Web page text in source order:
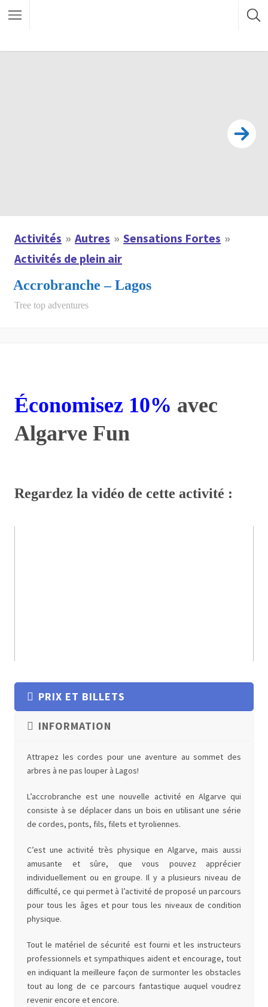
Activités Autres
Sensations Fortes
Activités de plein air
Accrobranche – Lagos
Tree top adventures
Économisez 10% avec
Algarve Fun
Regardez la vidéo de cette activité :
PRIX ET BILLETS
INFORMATION
Attrapez les cordes pour une aventure au sommet des
arbres à ne pas louper à Lagos!
L’accrobranche est une nouvelle activité en Algarve qui
consiste à se déplacer dans un bois en utilisant une série
de cordes, ponts, fils, filets et tyroliennes.
C’est une activité très physique en Algarve, mais aussi
amusante et sûre, que vous pouvez apprécier
individuellement ou en groupe. Il y a plusieurs niveau de
difficulté, ce qui permet à l’activité de proposé un parcours
pour tous les âges et pour tous les niveaux de condition
physique.
Tout le matériel de sécurité est fourni et les instructeurs
professionnels et sympathiques aident et encourage, tout
en indiquant la meilleure façon de surmonter les obstacles
tout au long de ce parcours fantastique auquel voudrez
revenir encore et encore.